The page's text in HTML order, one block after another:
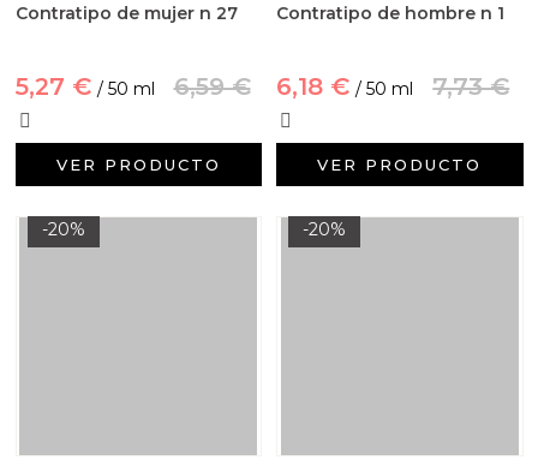
Contratipo de mujer n 27
5,27 € / 50 ml 6,59 €
VER PRODUCTO
Contratipo de hombre n 1
6,18 € / 50 ml 7,73 €
VER PRODUCTO
-20% -20%